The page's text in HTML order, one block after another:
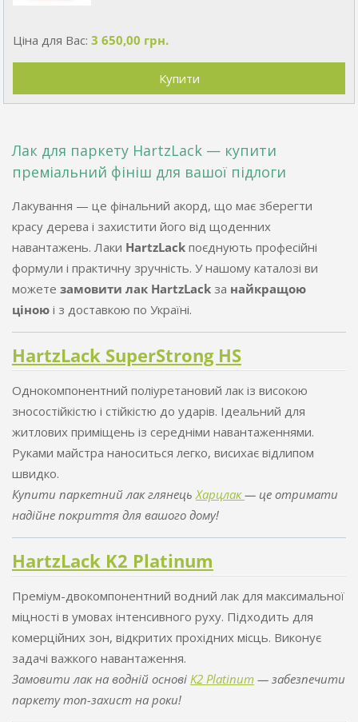
Ціна для Вас: 3 650,00 грн.
Лак для паркету HartzLack — купити
преміальний фініш для вашої підлоги
Лакування — це фінальний акорд, що має зберегти
красу дерева і захистити його від щоденних
навантажень. Лаки HartzLackпоєднують професійні
формули і практичну зручність. У нашому каталозі ви
можете замовити лак HartzLackза найкращою
ціноюі з доставкою по Україні.
HartzLack SuperStrong HS
Однокомпонентний поліуретановий лак із високою
зносостійкістю і стійкістю до ударів. Ідеальний для
житлових приміщень із середніми навантаженнями.
Руками майстра наноситься легко, висихає відлипом
швидко.
Купити паркетний лак глянець Харцлак— це отримати
надійне покриття для вашого дому!
HartzLack K2 Platinum
Преміум-двокомпонентний водний лак для максимальної
міцності в умовах інтенсивного руху. Підходить для
комерційних зон, відкритих прохідних місць. Виконує
задачі важкого навантаження.
Замовити лак на водній основі K2 Platinum— забезпечити
паркету топ-захист на роки!